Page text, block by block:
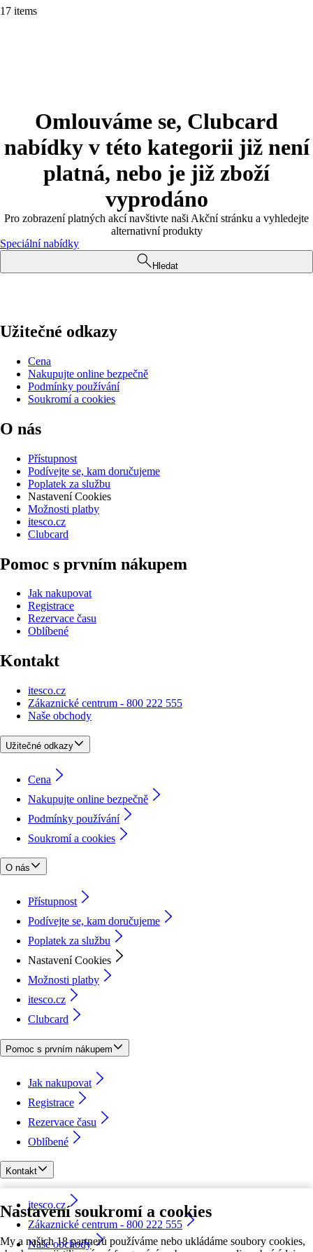
Nastavení soukromí a cookies
My a našich 18 partnerů používáme nebo ukládáme soubory cookies,
17 items
Omlouváme se, Clubcard
nabídky v této kategorii již není
platná, nebo je již zboží
vyprodáno
Pro zobrazení platných akcí navštivte naši Akční stránku a vyhledejte
alternativní produkty
Speciální nabídky
Hledat
Užitečné odkazy
Cena
Nakupujte online bezpečně
Podmínky používání
Soukromí a cookies
O nás
Přístupnost
Podívejte se, kam doručujeme
Poplatek za službu
Nastavení Cookies
Možnosti platby
itesco.cz
Clubcard
Pomoc s prvním nákupem
Jak nakupovat
Registrace
Rezervace času
Oblíbené
Kontakt
itesco.cz
Zákaznické centrum - 800 222 555
Naše obchody
Užitečné odkazy
Cena
Nakupujte online bezpečně
Podmínky používání
Soukromí a cookies
O nás
Přístupnost
Podívejte se, kam doručujeme
Poplatek za službu
Nastavení Cookies
Možnosti platby
itesco.cz
Clubcard
Pomoc s prvním nákupem
Jak nakupovat
Registrace
Rezervace času
Oblíbené
Kontakt
itesco.cz
Zákaznické centrum - 800 222 555
Naše obchody